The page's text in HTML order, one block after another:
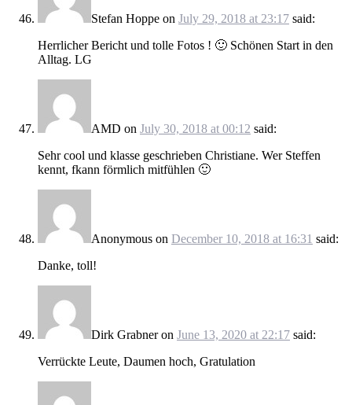
Stefan Hoppe on July 29, 2018 at 23:17 said:
Herrlicher Bericht und tolle Fotos ! 🙂 Schönen Start in den
Alltag. LG
AMD on July 30, 2018 at 00:12 said:
Sehr cool und klasse geschrieben Christiane. Wer Steffen
kennt, fkann förmlich mitfühlen 🙂
Anonymous on December 10, 2018 at 16:31 said:
Danke, toll!
Dirk Grabneron June 13, 2020 at 22:17 said:
Verrückte Leute, Daumen hoch, Gratulation